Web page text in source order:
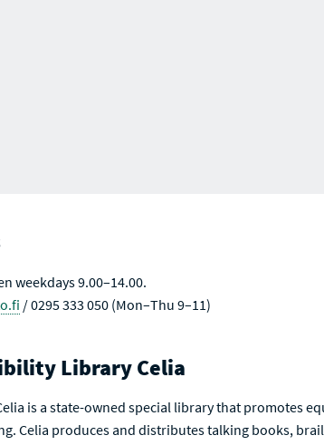
weekdays 9.00–14.00.
/ 0295 333 050 (Mon–Thu 9–11)
Library Celia
is a state-owned special library that promotes
Celia produces and distributes talking books,